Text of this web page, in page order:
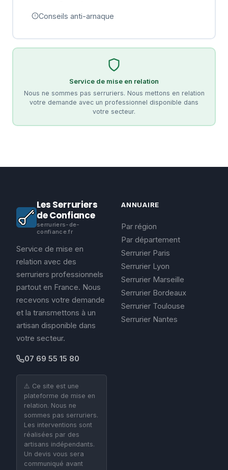
Conseils anti-arnaque
Service de mise en relation
Nous ne sommes pas serruriers. Nous mettons en relation
votre demande avec un professionnel disponible dans
votre secteur.
Les Serruriers
de Confiance
serruriers-de-
confiance.fr
Service de mise en
relation avec des
serruriers professionnels
partout en France. Nous
recevons votre demande
et la transmettons à un
artisan disponible dans
votre secteur.
07 69 55 15 80
⚠️ Ce site est une
plateforme de mise en
relation. Nous ne
sommes pas serruriers.
Les interventions sont
réalisées par des
artisans indépendants.
Un devis vous sera
communiqué avant
ANNUAIRE
Par région
Par département
Serrurier Paris
Serrurier Lyon
Serrurier Marseille
Serrurier Bordeaux
Serrurier Toulouse
Serrurier Nantes